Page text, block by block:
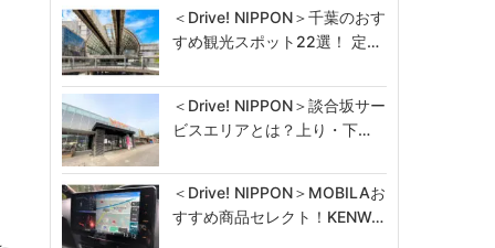
＜Drive! NIPPON＞千葉のおす
すめ観光スポット22選！ 定…
＜Drive! NIPPON＞談合坂サー
ビスエリアとは？上り・下…
＜Drive! NIPPON＞MOBILAお
すすめ商品セレクト！KENW…